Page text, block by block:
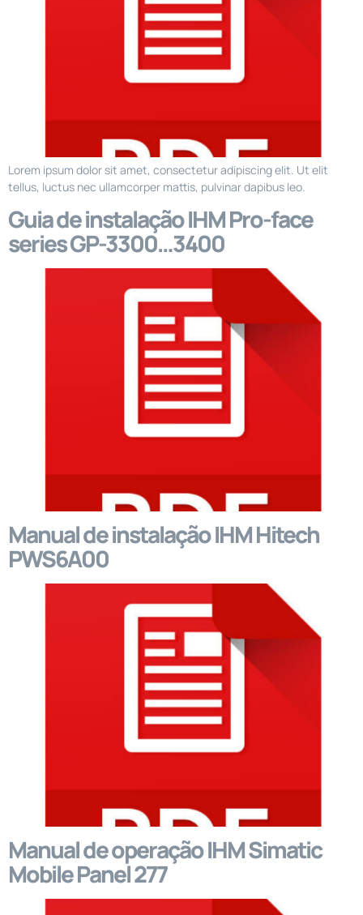
Lorem ipsum dolor sit amet, consectetur adipiscing elit. Ut elit
tellus, luctus nec ullamcorper mattis, pulvinar dapibus leo.
Guia de instalação IHM Pro-face
series GP-3300…3400
Manual de instalação IHM Hitech
PWS6A00
Manual de operação IHM Simatic
Mobile Panel 277